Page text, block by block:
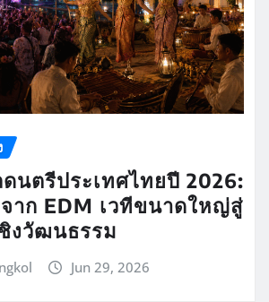
นตรีประเทศไทยปี 2026:
าก EDM เวทีขนาดใหญ่สู่
งวัฒนธรรม
Jun 29, 2026